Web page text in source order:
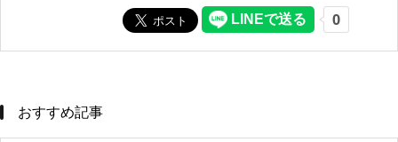
おすすめ記事